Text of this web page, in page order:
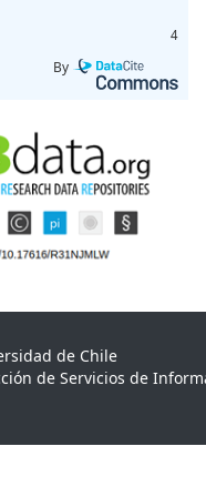
4
By
de Chile
de Servicios de